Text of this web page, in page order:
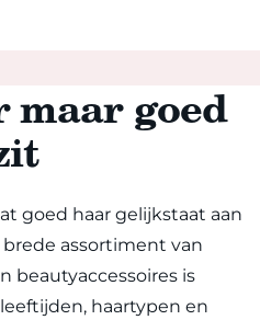
maar goed
goed haar gelijkstaat aan
brede assortiment van
beautyaccessoires is
haartypen en